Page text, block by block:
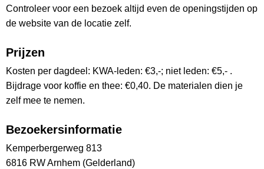
Controleer voor een bezoek altijd even de openingstijden op
de website van de locatie zelf.
Prijzen
Kosten per dagdeel: KWA-leden: €3,-; niet leden: €5,- .
Bijdrage voor koffie en thee: €0,40. De materialen dien je
zelf mee te nemen.
Bezoekersinformatie
Kemperbergerweg 813
6816 RW Arnhem (Gelderland)